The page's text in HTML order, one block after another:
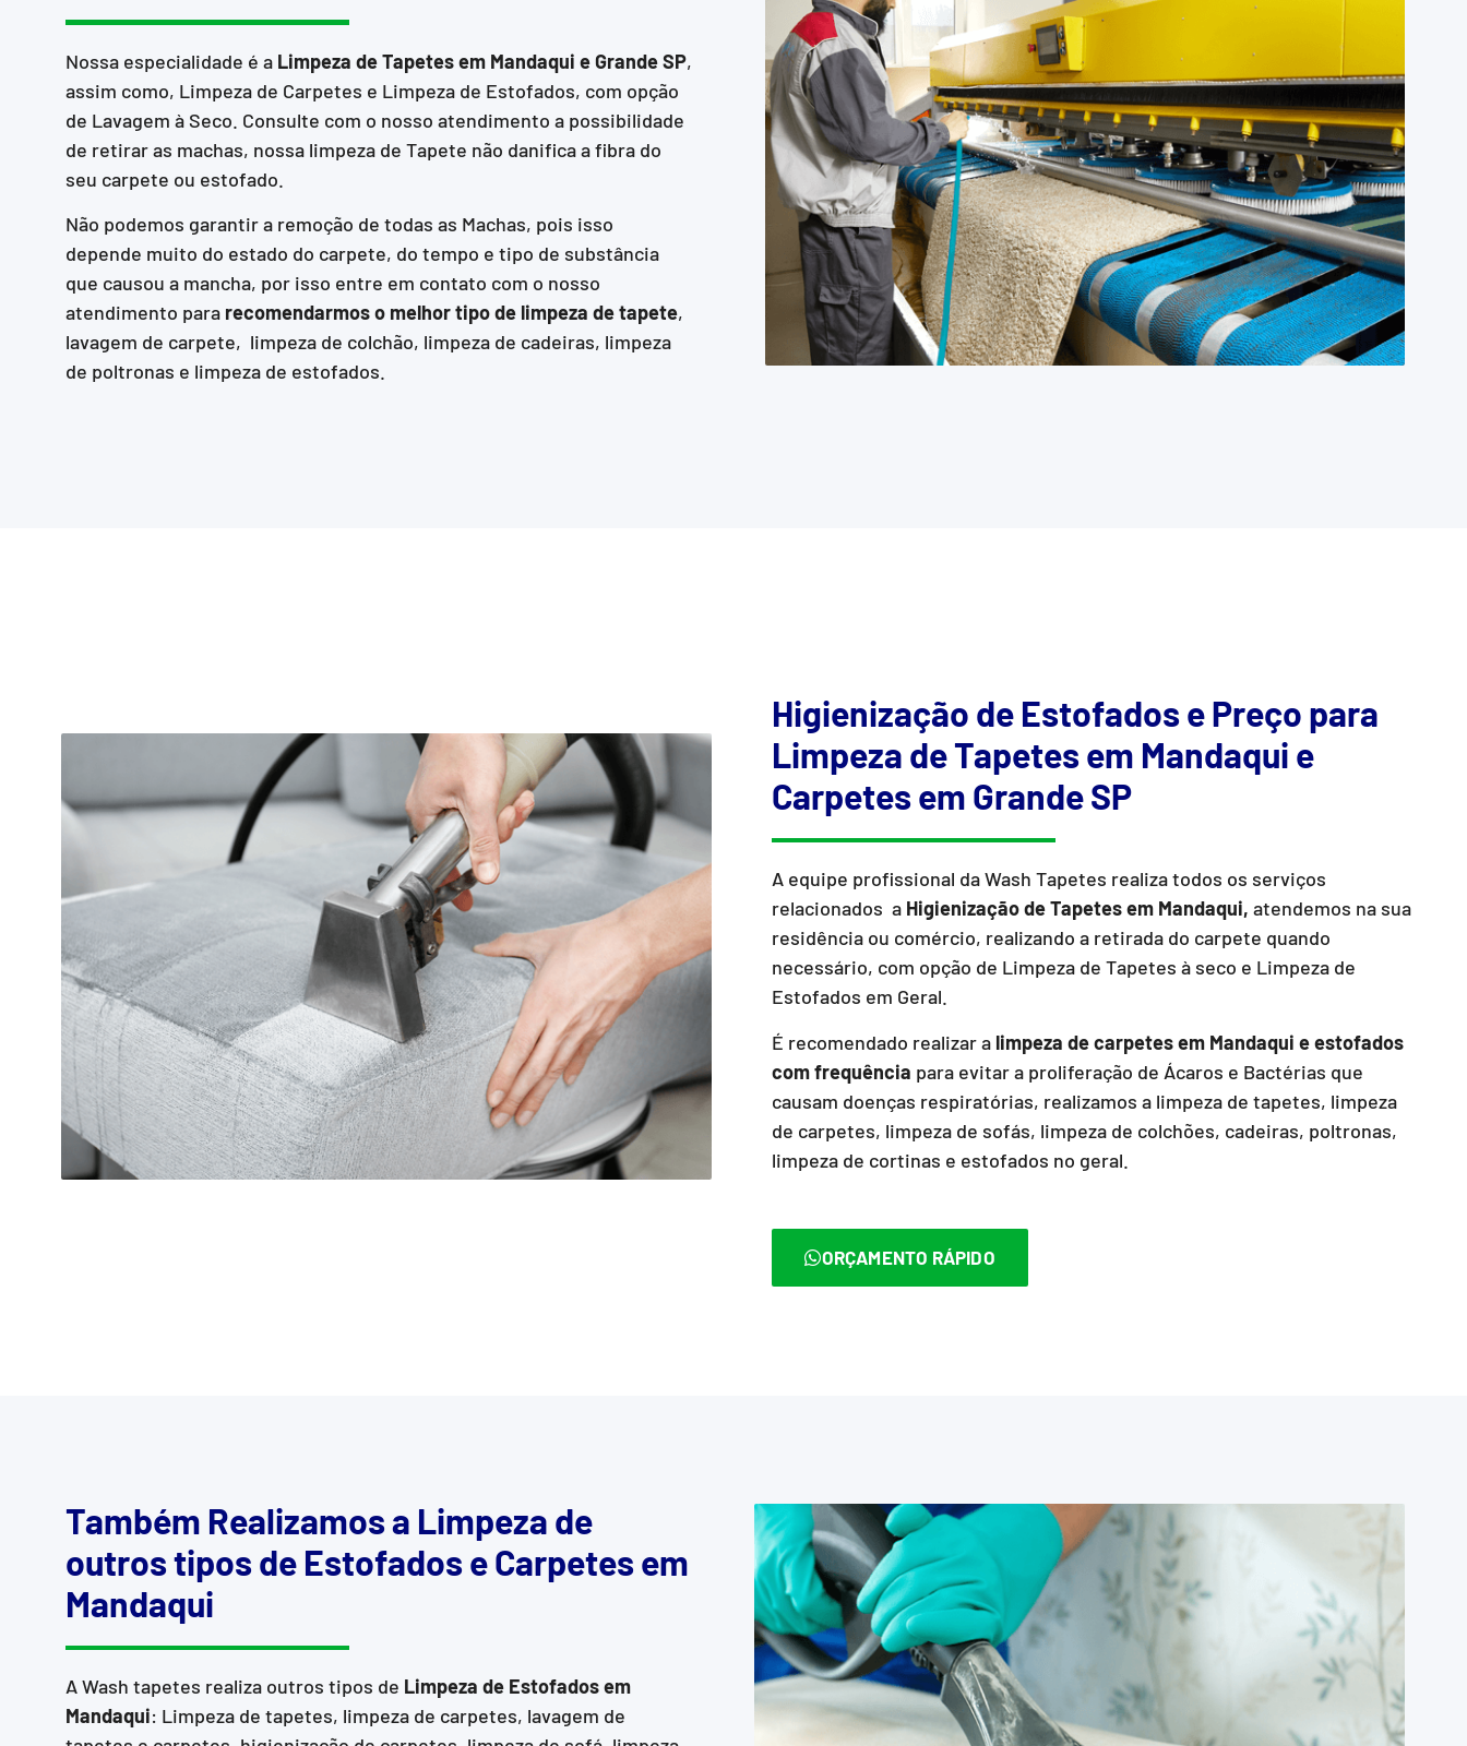
Nossa especialidade é a Limpeza de Tapetes em Mandaqui e Grande SP,
assim como, Limpeza de Carpetes e Limpeza de Estofados, com opção
de Lavagem à Seco. Consulte com o nosso atendimento a possibilidade
de retirar as machas, nossa limpeza de Tapete não danifica a fibra do
seu carpete ou estofado.
Não podemos garantir a remoção de todas as Machas, pois isso
depende muito do estado do carpete, do tempo e tipo de substância
que causou a mancha, por isso entre em contato com o nosso
atendimento para recomendarmos o melhor tipo de limpeza de tapete,
lavagem de carpete, limpeza de colchão, limpeza de cadeiras, limpeza
de poltronas e limpeza de estofados.
Higienização de Estofados e Preço para
Limpeza de Tapetes em Mandaqui e
Carpetes em Grande SP
A equipe profissional da Wash Tapetes realiza todos os serviços
relacionados a Higienização de Tapetes em Mandaqui, atendemos na sua
residência ou comércio, realizando a retirada do carpete quando
necessário, com opção de Limpeza de Tapetes à seco e Limpeza de
Estofados em Geral.
É recomendado realizar a limpeza de carpetes em Mandaqui e estofados
com frequência para evitar a proliferação de Ácaros e Bactérias que
causam doenças respiratórias, realizamos a limpeza de tapetes, limpeza
de carpetes, limpeza de sofás, limpeza de colchões, cadeiras, poltronas,
limpeza de cortinas e estofados no geral.
ORÇAMENTO RÁPIDO
Também Realizamos a Limpeza de
outros tipos de Estofados e Carpetes em
Mandaqui
A Wash tapetes realiza outros tipos de Limpeza de Estofadosem
Mandaqui: Limpeza de tapetes, limpeza de carpetes, lavagem de